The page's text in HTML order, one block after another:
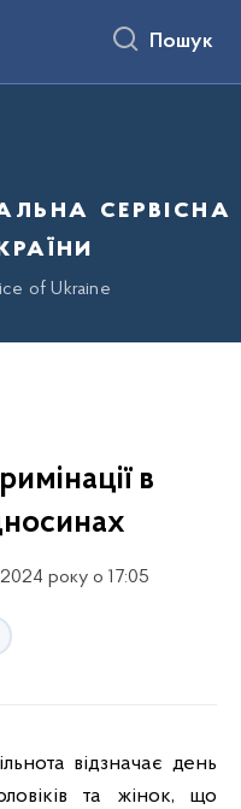
Пошук
сервісна
of Ukraine
в
року о 17:05
та жінок, що